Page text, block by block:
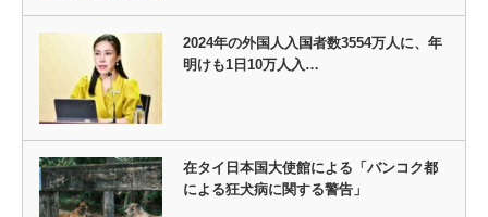
2024年の外国人入国者数3554万人に、年
明けも1日10万人入…
在タイ日本国大使館による「バンコク都
による狂犬病に関する警告」